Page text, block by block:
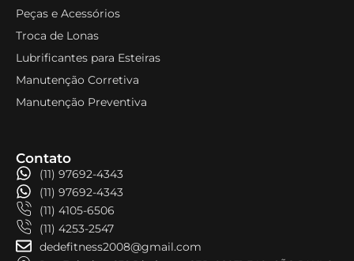
Peças e Acessórios
Troca de Lonas
Lubrificantes para Esteiras
Manutenção Corretiva
Manutenção Preventiva
Contato
(11) 97692-4343
(11) 97692-4343
(11) 4105-6506
(11) 4253-2547
dedefitness2008@gmail.com